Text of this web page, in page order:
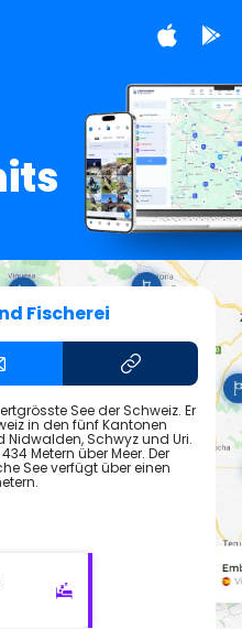
Fischerei
See der Schweiz. Er
in den fünf Kantonen
Nidwalden, Schwyz und Uri.
Metern über Meer. Der
See verfügt über einen